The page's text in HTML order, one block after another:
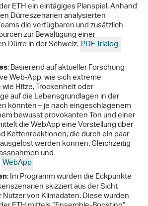
ETH ein eintägiges Planspiel. Anhand
Dürreszenarien analysierten
die verfügbaren und zusätzlich
zur Bewältigung einer
Dürre in der Schweiz.PDF Trialog-
: Basierend auf aktueller Forschung
Web-App, wie sich extreme
Hitze, Trockenheit oder
auf die Lebensgrundlagen in der
könnten – je nach eingeschlagenem
bewusst provokanten Ton und einer
die WebApp eine Vorstellung über
Kettenreaktionen, die durch ein paar
werden können. Gleichzeitig
und
WebApp
: Im Programm wurden die Eckpunkte
skizziert aus der Sicht
von Klimadaten. Diese wurden